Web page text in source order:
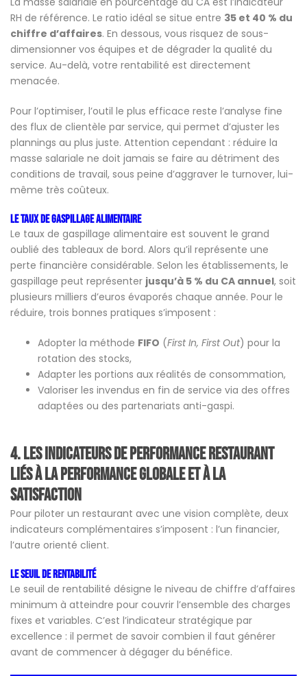
RH de référence. Le ratio idéal se situe entre 35 et 40 % du
chiffre d’affaires. En dessous, vous risquez de sous-
dimensionner vos équipes et de dégrader la qualité du
service. Au-delà, votre rentabilité est directement
menacée.
Pour l’optimiser, l’outil le plus efficace reste l’analyse fine
des flux de clientèle par service, qui permet d’ajuster les
plannings au plus juste. Attention cependant : réduire la
masse salariale ne doit jamais se faire au détriment des
conditions de travail, sous peine d’aggraver le turnover, lui-
même très coûteux.
Le taux de gaspillage alimentaire
Le taux de gaspillage alimentaire est souvent le grand
oublié des tableaux de bord. Alors qu’il représente une
perte financière considérable. Selon les établissements, le
gaspillage peut représenter jusqu’à 5 % du CA annuel, soit
plusieurs milliers d’euros évaporés chaque année. Pour le
réduire, trois bonnes pratiques s’imposent :
Adopter la méthode FIFO (First In, First Out) pour la
rotation des stocks,
Adapter les portions aux réalités de consommation,
Valoriser les invendus en fin de service via des offres
adaptées ou des partenariats anti-gaspi.
4.Les indicateurs de performance restaurant
liés à la performance globale et à la
satisfaction
Pour piloter un restaurant avec une vision complète, deux
indicateurs complémentaires s’imposent : l’un financier,
l’autre orienté client.
Le seuil de rentabilité
Le seuil de rentabilité désigne le niveau de chiffre d’affaires
minimum à atteindre pour couvrir l’ensemble des charges
fixes et variables. C’est l’indicateur stratégique par
excellence : il permet de savoir combien il faut générer
avant de commencer à dégager du bénéfice.